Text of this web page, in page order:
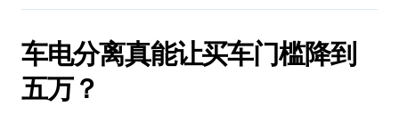
车电分离真能让买车门槛降到
五万？